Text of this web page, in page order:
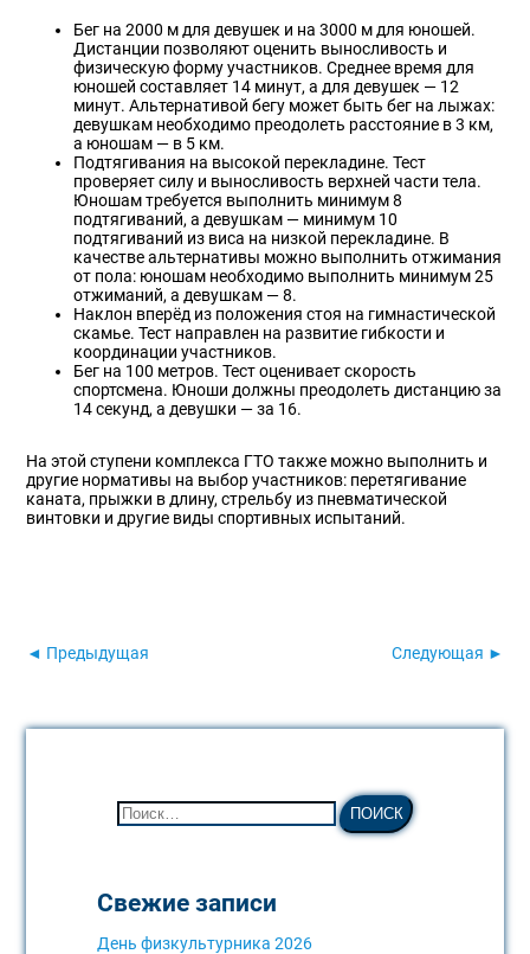
Бег на 2000 м для девушек и на 3000 м для юношей.
Дистанции позволяют оценить выносливость и
физическую форму участников. Среднее время для
юношей составляет 14 минут, а для девушек — 12
минут. Альтернативой бегу может быть бег на лыжах:
девушкам необходимо преодолеть расстояние в 3 км,
а юношам — в 5 км.
Подтягивания на высокой перекладине. Тест
проверяет силу и выносливость верхней части тела.
Юношам требуется выполнить минимум 8
подтягиваний, а девушкам — минимум 10
подтягиваний из виса на низкой перекладине. В
качестве альтернативы можно выполнить отжимания
от пола: юношам необходимо выполнить минимум 25
отжиманий, а девушкам — 8.
Наклон вперёд из положения стоя на гимнастической
скамье. Тест направлен на развитие гибкости и
координации участников.
Бег на 100 метров. Тест оценивает скорость
спортсмена. Юноши должны преодолеть дистанцию за
14 секунд, а девушки — за 16.
На этой ступени комплекса ГТО также можно выполнить и
другие нормативы на выбор участников: перетягивание
каната, прыжки в длину, стрельбу из пневматической
винтовки и другие виды спортивных испытаний.
◄ Предыдущая Следующая ►
Свежие записи
День физкультурника 2026